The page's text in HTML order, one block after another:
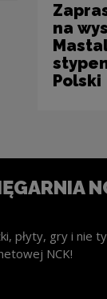
na
Polski
płyty, gry i nie
NCK!